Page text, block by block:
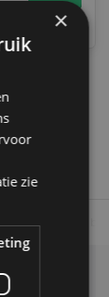
voor 14.00 uur
×
zie